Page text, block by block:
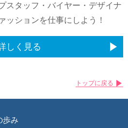
スタッフ・バイヤー・デザイナ
ッションを仕事にしよう！
しく見る
トップに戻る
歩み